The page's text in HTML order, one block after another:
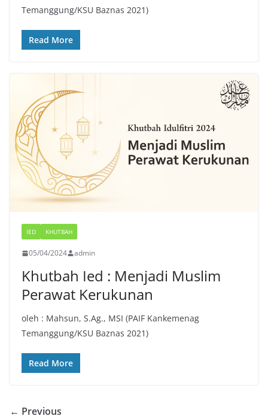
Temanggung/KSU Baznas 2021)
Read More
IED KHUTBAH
05/04/2024 admin
Khutbah Ied : Menjadi Muslim
Perawat Kerukunan
oleh : Mahsun, S.Ag., MSI (PAIF Kankemenag
Temanggung/KSU Baznas 2021)
Read More
← Previous